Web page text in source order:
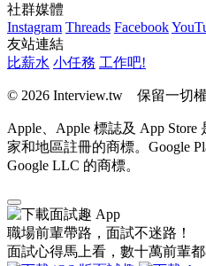
社群媒體
Instagram Threads Facebook
友站連結
比薪水 小任務 工作吧!
© 2026 Interview.tw 保留一切權
Apple、Apple 標誌及 App Store
家和地區註冊的商標。Google
Google LLC 的商標。
職場前輩帶路，面試不迷路！
面試心得馬上看，數十萬前輩都